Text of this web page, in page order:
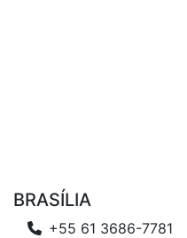
BRASÍLIA
+55 61 3686-7781